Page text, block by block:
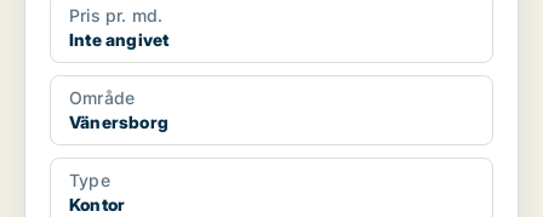
Pris pr. md.
Inte angivet
Område
Vänersborg
Type
Kontor